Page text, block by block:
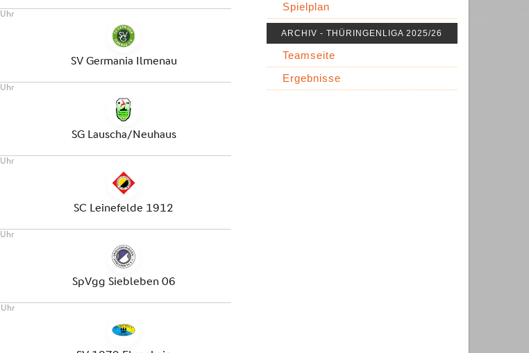
Spielplan
ARCHIV - THÜRINGENLIGA 2025/26
Teamseite
Ergebnisse